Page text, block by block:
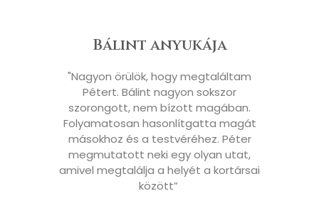
Bálint anyukája
"Nagyon örülök, hogy megtaláltam
Pétert. Bálint nagyon sokszor
szorongott, nem bízott magában.
Folyamatosan hasonlítgatta magát
másokhoz és a testvéréhez. Péter
megmutatott neki egy olyan utat,
amivel megtalálja a helyét a kortársai
között” ​